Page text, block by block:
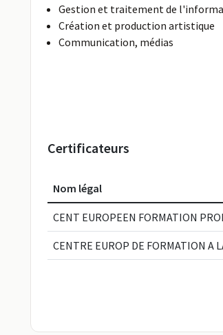
Gestion et traitement de
Création et production artistique
Communication, médias
Certificateurs
Nom légal
CENT EUROPEEN FORMATION
CENTRE EUROP DE FORMATION A